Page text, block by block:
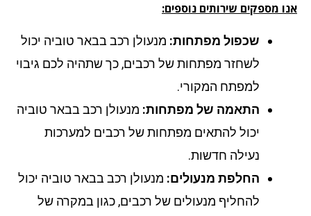
מספקים שירותים נוספים:
שכפול מפתחות:מנעולן רכב בבאר טוביה יכול
לשחזר מפתחות של רכבים, כך שתהיה לכם גיבוי
למפתח המקורי.
התאמה של מפתחות:מנעולן רכב בבאר טוביה
יכול להתאים מפתחות של רכבים למערכות
נעילה חדשות.
החלפת מנעולים:מנעולן רכב בבאר טוביה יכול
להחליף מנעולים של רכבים, כגון במקרה של